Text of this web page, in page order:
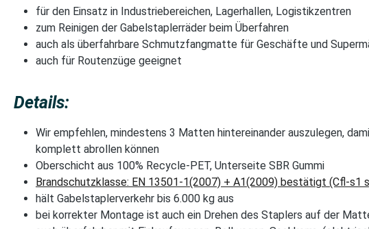
für den Einsatz in Industriebereichen, Lagerhallen, Logistikzentren
zum Reinigen der Gabelstaplerräder beim Überfahren
auch als überfahrbare Schmutzfangmatte für Geschäfte und
auch für Routenzüge geeignet
Details:
Wir empfehlen, mindestens 3 Matten hintereinander auszulegen,
komplett abrollen können
Oberschicht aus 100% Recycle-PET, Unterseite SBR Gummi
Brandschutzklasse: EN 13501-1(2007) + A1(2009) bestätigt (Cfl-s1
hält Gabelstaplerverkehr bis 6.000 kg aus
bei korrekter Montage ist auch ein Drehen des Staplers auf der